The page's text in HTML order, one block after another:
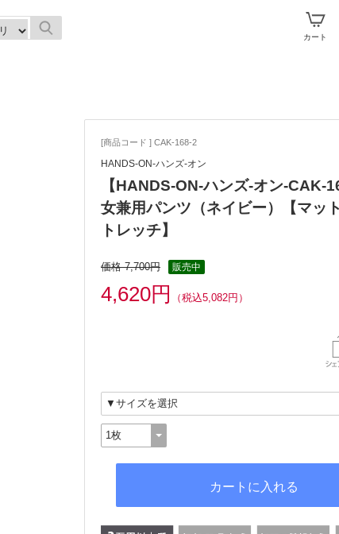
カート
[商品コード ] CAK-168-2
HANDS-ON-ハンズ-オン
【HANDS-ON-ハンズ-オン-CAK-
女兼用パンツ（ネイビー）【マッ
トレッチ】
価格 7,700円 販売中
4,620円 （税込5,082円）